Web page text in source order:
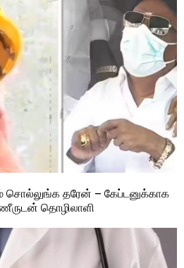
சொல்லுங்க தரேன் – கேப்டனுக்காக
தொழிலாளி